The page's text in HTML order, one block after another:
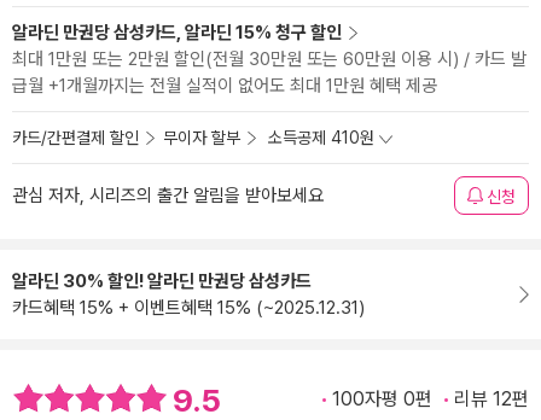
알라딘 만권당 삼성카드, 알라딘 15% 청구 할인
최대 1만원 또는 2만원 할인(전월 30만원 또는 60만원 이용 시) / 카드 발
급월 +1개월까지는 전월 실적이 없어도 최대 1만원 혜택 제공
카드/간편결제 할인 무이자 할부 소득공제 410원
관심 저자, 시리즈의 출간 알림을 받아보세요 신청
알라딘 30% 할인! 알라딘 만권당 삼성카드
카드혜택 15% + 이벤트혜택 15% (~2025.12.31)
9.5 100자평 0편 리뷰 12편